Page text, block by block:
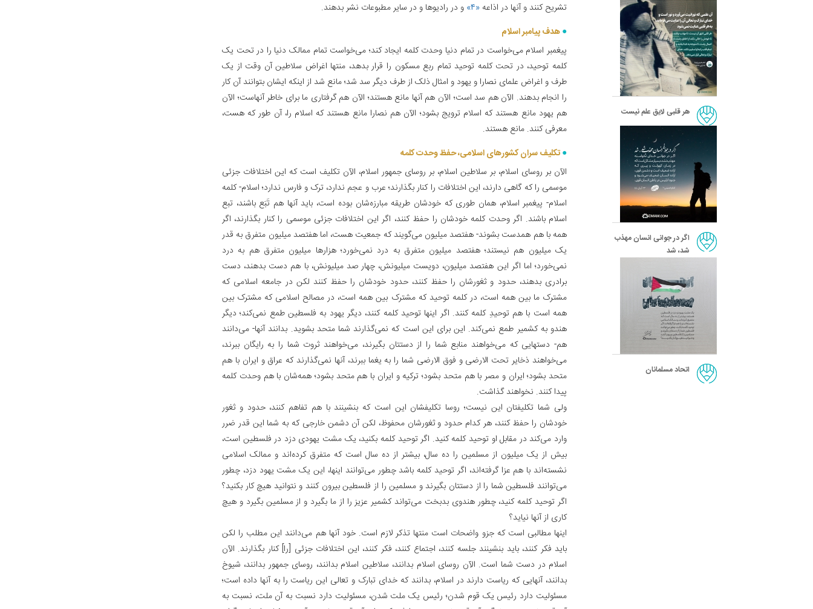
هر قلبی لایق علم نیست
اگر در جوانی انسان مهذب
شد، شد
اتحاد مسلمانان
تشریح کنند و آنها در اذاعه «۴»
و در رادیوها و در سایر مطبوعات نشر بدهند.
هدف پیامبر اسلام‌
پیغمبر اسلام می‌خواست در تمام دنیا وحدت کلمه ایجاد کند؛ می‌خواست تمام ممالک دنیا را در تحت یک
کلمه توحید، در تحت کلمه توحید تمام ربع مسکون را قرار بدهد، منتها اغراض سلاطین آن وقت از یک
طرف و اغراض علمای نصارا و یهود و امثال ذلک از طرف دیگر سد شد؛ مانع شد از اینکه ایشان بتوانند آن کار
را انجام بدهند. الآن هم سد است؛ الآن هم آنها مانع هستند؛ الآن هم گرفتاری ما برای خاطر آنهاست؛ الآن
هم یهود مانع هستند که اسلام ترویج بشود؛ الآن هم نصارا مانع هستند که اسلام را، آن طور که هست،
معرفی کنند. مانع هستند.
تکلیف سران کشورهای اسلامی، حفظ وحدت کلمه‌
الآن بر روسای اسلام، بر سلاطین اسلام، بر روسای جمهور اسلام، الآن تکلیف است‌ که این اختلافات جزئی
موسمی را که گاهی دارند، این اختلافات را کنار بگذارند؛ عرب و عجم ندارد، ترک و فارس ندارد؛ اسلام- کلمه
اسلام- پیغمبر اسلام، همان طوری که خودشان طریقه مبارزه‌شان بوده است، باید آنها هم تَبَع باشند، تبع
اسلام باشند. اگر وحدت کلمه خودشان را حفظ کنند، اگر این اختلافات جزئی موسمی را کنار بگذارند، اگر
همه با هم همدست بشوند- هفتصد میلیون می‌گویند که جمعیت هست، اما هفتصد میلیون متفرق به قدر
یک میلیون هم نیستند؛ هفتصد میلیون متفرق به درد نمی‌خورد؛ هزارها میلیون متفرق هم به درد
نمی‌خورد؛ اما اگر این هفتصد میلیون، دویست میلیونش، چهار صد میلیونش، با هم دست بدهند، دست
برادری بدهند، حدود و ثغورشان را حفظ کنند، حدود خودشان را حفظ کنند لکن در جامعه اسلامی که
مشترک ما بین همه است، در کلمه توحید که مشترک بین همه است، در مصالح اسلامی که مشترک بین
همه است با هم توحیدِ کلمه کنند. اگر اینها توحید کلمه کنند، دیگر یهود به فلسطین طمع نمی‌کند؛ دیگر
هندو به کشمیر طمع نمی‌کند. این برای این است که نمی‌گذارند شما متحد بشوید. بدانند آنها- می‌دانند
هم- دستهایی که می‌خواهند منابع شما را از دستتان بگیرند، می‌خواهند ثروت شما را به رایگان ببرند،
می‌خواهند ذخایر تحت الارضی و فوق الارضی شما را به یغما ببرند، آنها نمی‌گذارند که عراق و ایران با هم
متحد بشود؛ ایران و مصر با هم متحد بشود؛ ترکیه و ایران با هم متحد بشود؛ همه‌شان با هم وحدت کلمه
پیدا کنند. نخواهند گذاشت.
ولی شما تکلیفتان این نیست؛ روسا تکلیفشان این است که بنشینند با هم تفاهم کنند، حدود و ثغور
خودشان را حفظ کنند، هر کدام حدود و ثغورشان محفوظ، لکن آن دشمن خارجی که به شما این قدر ضرر
وارد می‌کند در مقابل او توحید کلمه کنید. اگر توحید کلمه بکنید، یک مشت یهودی دزد در فلسطین است،
بیش از یک میلیون از مسلمین را ده سال، بیشتر از ده سال است که متفرق کرده‌اند و ممالک اسلامی
نشسته‌اند با هم عزا گرفته‌اند، اگر توحید کلمه باشد چطور می‌توانند اینها، این یک مشت یهود دزد، چطور
می‌توانند فلسطین شما را از دستتان بگیرند و مسلمین را از فلسطین بیرون کنند و نتوانید هیچ کار بکنید؟
اگر توحید کلمه کنید، چطور هندوی بدبخت می‌تواند کشمیر عزیز را از ما بگیرد و از مسلمین بگیرد و هیچ
کاری از آنها نیاید؟
اینها مطالبی است که جزو واضحات است منتها تذکر لازم است. خود آنها هم می‌دانند این مطلب را لکن
باید فکر کنند، باید بنشینند جلسه کنند، اجتماع کنند، فکر کنند، این اختلافات جزئی [را] کنار بگذارند. الآن
اسلام در دست شما است. الآن روسای اسلام بدانند، سلاطین اسلام بدانند، روسای جمهور بدانند، شیوخ
بدانند، آنهایی که ریاست دارند در اسلام، بدانند که خدای تبارک و تعالی این ریاست را به آنها داده است؛
مسئولیت دارد رئیس یک قوم شدن؛ رئیس یک ملت شدن، مسئولیت دارد نسبت به آن ملت، نسبت به